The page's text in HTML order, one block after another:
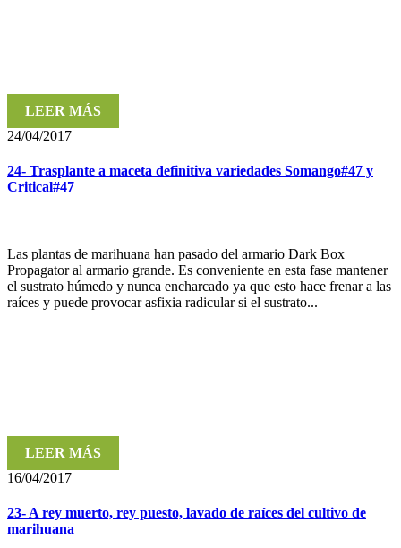
LEER MÁS
24/04/2017
24- Trasplante a maceta definitiva variedades Somango#47 y
Critical#47
Las plantas de marihuana han pasado del armario Dark Box
Propagator al armario grande. Es conveniente en esta fase mantener
el sustrato húmedo y nunca encharcado ya que esto hace frenar a las
raíces y puede provocar asfixia radicular si el sustrato...
LEER MÁS
16/04/2017
23- A rey muerto, rey puesto, lavado de raíces del cultivo de
marihuana